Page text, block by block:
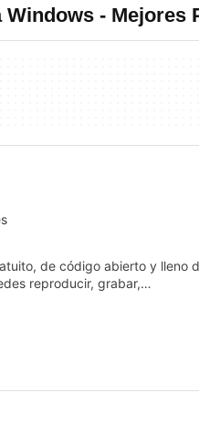
- Mejores
de código abierto y lleno
reproducir, grabar,…